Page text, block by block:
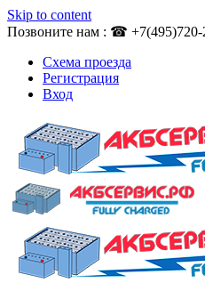
Skip to content
Позвоните нам : ☎
Схема проезда
Регистрация
Вход